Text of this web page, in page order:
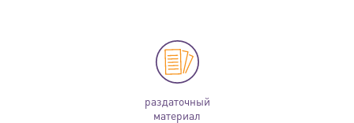
раздаточный
материал